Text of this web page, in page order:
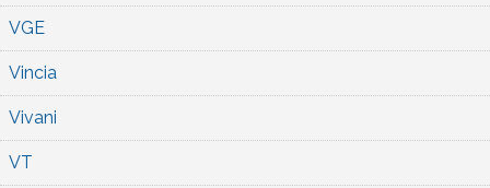
VGE
Vincia
Vivani
VT